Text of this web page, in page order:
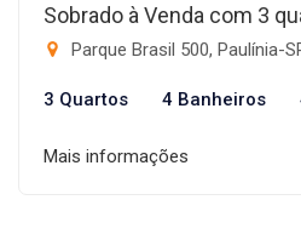
Sobrado à Venda com 3
Parque Brasil 500, Paulínia-
3 Quartos 4 Banheiros
Mais informações